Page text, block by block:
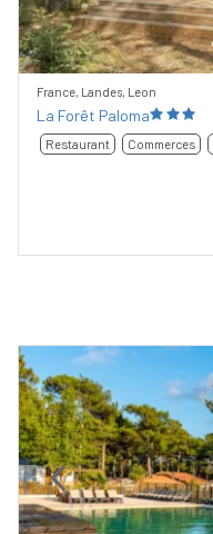
France, Landes, Leon
La Forêt Paloma
Restaurant Commerces
Previous